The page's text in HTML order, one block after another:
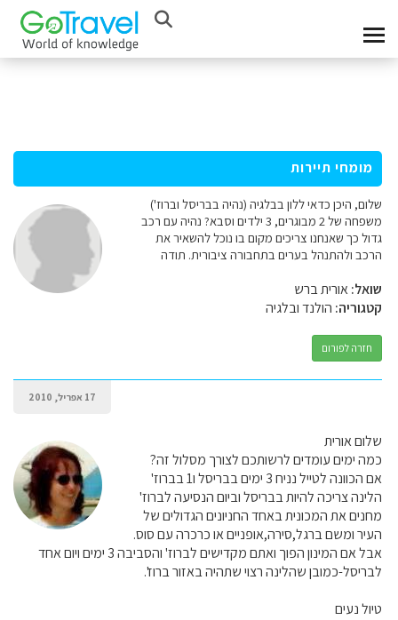
מומחי תיירות
שלום, היכן כדאי ללון בבלגיה (נהיה בבריסל וברוז')
משפחה של 2 מבוגרים, 3 ילדים וסבא? נהיה עם רכב
גדול כך שאנחנו צריכים מקום בו נוכל להשאיר את
הרכב ולהתנהל בערים בתחבורה ציבורית. תודה
שואל:אורית ברש
קטגוריה: הולנד ובלגיה
חזרה לפורום
17 אפריל, 2010
שלום אורית
כמה ימים עומדים לרשותכם לצורך מסלול זה?
אם הכוונה לטייל נניח 3 ימים בבריסל ו1 בברוז'
הלינה צריכה להיות בבריסל וביום הנסיעה לברוז'
מחנים את המכונית באחד החניונים הגדולים של
העיר ומשם ברגל,סירה,אופניים או כרכרה עם סוס.
אבל אם המינון הפוך ואתם מקדישים לברוז' והסביבה 3 ימים ויום אחד
לבריסל-כמובן שהלינה רצוי שתהיה באזור ברוז'.
טיול נעים